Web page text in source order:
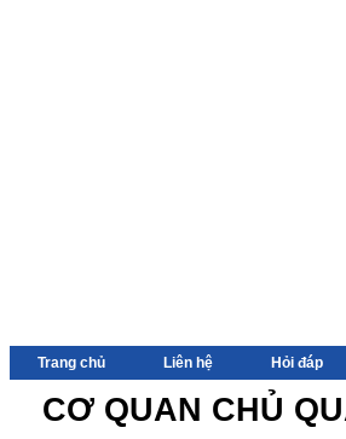
Trang chủ Liên hệ Hỏi đáp
CƠ QUAN CHỦ